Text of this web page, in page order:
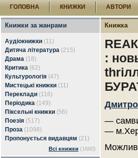
ГОЛОВНА КНИЖКИ АВТОРИ
Книжки за жанрами
Аудіокнижки (11)
Дитяча література (215)
Драма (18)
Критика (62)
Культурологія (47)
Мистецькі книжки (11)
Переклади (116)
Періодика (149)
Піксельні книжки (56)
Поезія (517)
Проза (1098)
Пропонується видавцям (21)
Всі книжки (1660)
Книжка
:
—
—